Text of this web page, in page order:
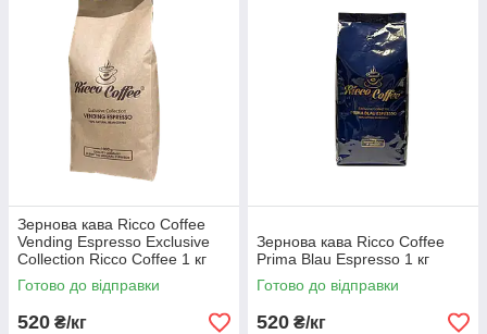
Зернова кава Ricco Coffee
Vending Espresso Exclusive
Collection Ricco Coffee 1 кг
Готово до відправки
520 ₴/кг
Зернова кава Ricco Coffee
Prima Blau Espresso 1 кг
Готово до відправки
520 ₴/кг